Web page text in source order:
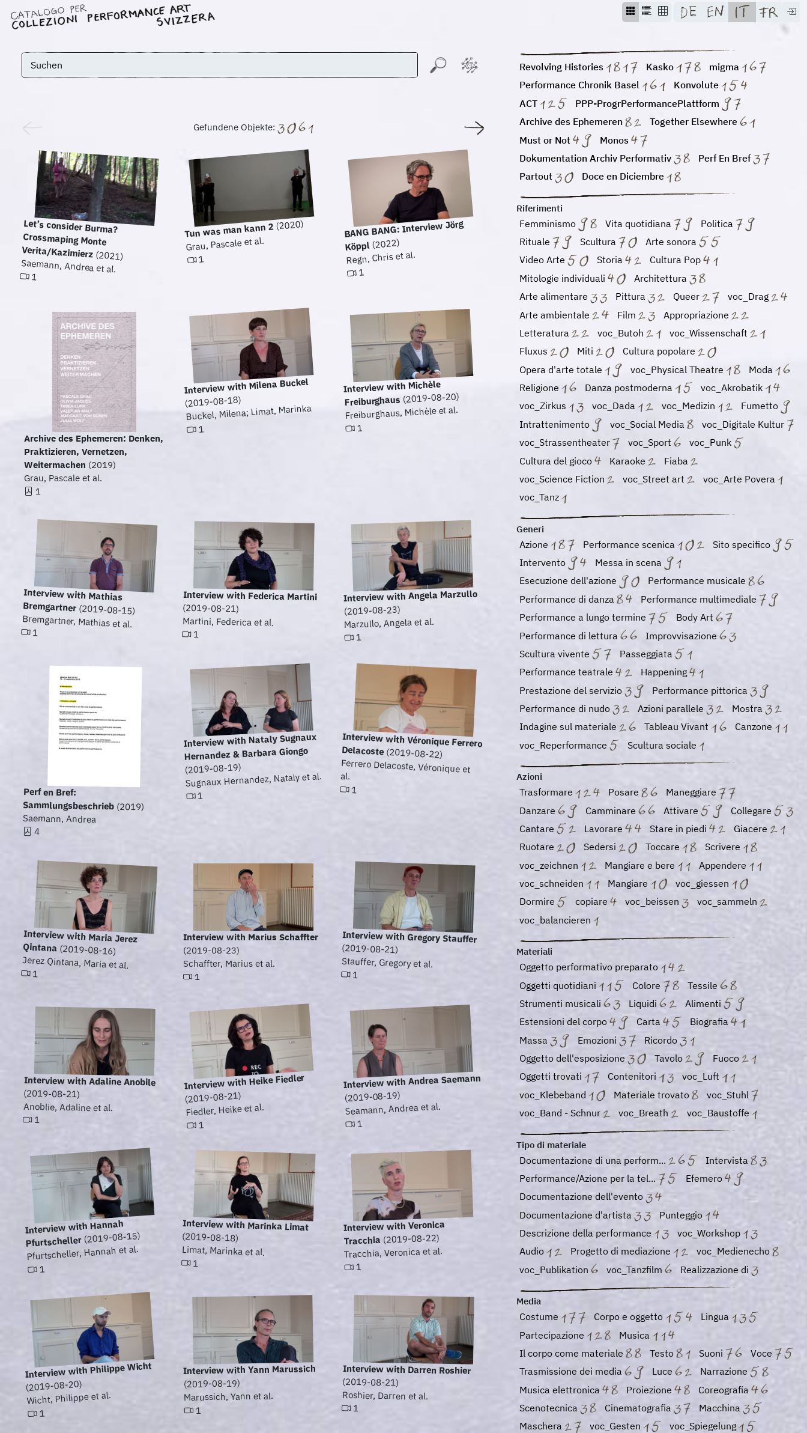
Gefundene Objekte:
Let’s consider Burma?
Crossmaping Monte
Verita/Kazimierz(2021)
Saemann, Andrea et al.
1
Tun was man kann 2(2020)
Grau, Pascale et al.
1
BANG BANG: Interview Jörg
Köppl(2022)
Regn, Chris et al.
1
Archive des Ephemeren: Denken,
Praktizieren, Vernetzen,
Weitermachen (2019)
Grau, Pascale et al.
1
Interview with Milena Buckel
(2019-08-18)
Buckel, Milena; Limat, Marinka
1
Interview with Michèle
Freiburghaus (2019-08-20)
Freiburghaus, Michèle et al.
1
Interview with Mathias
Bremgartner(2019-08-15)
Bremgartner, Mathias et al.
1
Interview with Federica Martini
(2019-08-21)
Martini, Federica et al.
1
Interview with Angela Marzullo
(2019-08-23)
Marzullo, Angela et al.
1
Perf en Bref:
Sammlungsbeschrieb (2019)
Saemann, Andrea
4
Interview with Nataly Sugnaux
Hernandez & Barbara Giongo
(2019-08-19)
Sugnaux Hernandez, Nataly et al.
1
Interview with Véronique Ferrero
Delacoste(2019-08-22)
Ferrero Delacoste, Véronique et
al.
1
Interview with Maria Jerez
Qintana(2019-08-16)
Jerez Qintana, Maria et al.
1
Interview with Marius Schaffter
(2019-08-23)
Schaffter, Marius et al.
1
Interview with Gregory Stauffer
(2019-08-21)
Stauffer, Gregory et al.
1
Interview with Adaline Anobile
(2019-08-21)
Anoblie, Adaline et al.
1
Interview with Heike Fiedler
(2019-08-21)
Fiedler, Heike et al.
1
Interview with Andrea Saemann
(2019-08-19)
Seamann, Andrea et al.
1
Interview with Hannah
Pfurtscheller(2019-08-15)
Pfurtscheller, Hannah et al.
1
Interview with Marinka Limat
(2019-08-18)
Limat, Marinka et al.
1
Interview with Veronica
Tracchia(2019-08-22)
Tracchia, Veronica et al.
1
Interview with Philippe Wicht
(2019-08-20)
Wicht, Philippe et al.
1
Interview with Yann Marussich
(2019-08-19)
Marussich, Yann et al.
1
Interview with Darren Roshier
(2019-08-21)
Roshier, Darren et al.
1
Revolving Histories Kasko
migma
Performance Chronik Basel
Konvolute
ACT
PPP-ProgrPerformancePlattform
Archive des Ephemeren
Together Elsewhere
Must or Not
Monos
Dokumentation Archiv Performativ
Perf En Bref
Partout
Doce en Diciembre
Riferimenti
Femminismo Vita quotidiana
Politica
Rituale
Scultura
Arte sonora
Video Arte
Storia
Cultura Pop
Mitologie individuali
Architettura
Arte alimentare
Pittura Queer
voc_Drag
Arte ambientale
Film
Appropriazione
Letteratura
voc_Butoh
voc_Wissenschaft
Fluxus
Miti
Cultura popolare
Opera d'arte totale
voc_Physical Theatre
Moda
Religione
Danza postmoderna
voc_Akrobatik
voc_Zirkus
voc_Dada voc_Medizin
Fumetto
Intrattenimento
voc_Social Media
voc_Digitale Kultur
voc_Strassentheater
voc_Sport
voc_Punk
Cultura del gioco
Karaoke
Fiaba
voc_Science Fiction
voc_Street art
voc_Arte Povera
voc_Tanz
Generi
Azione Performance scenica
Sito specifico
Intervento
Messa in scena
Esecuzione dell'azione
Performance musicale
Performance di danza
Performance multimediale
Performance a lungo termine
Body Art
Performance di lettura
Improvvisazione
Scultura vivente
Passeggiata
Performance teatrale
Happening
Prestazione del servizio
Performance pittorica
Performance di nudo
Azioni parallele
Mostra
Indagine sul materiale
Tableau Vivant
Canzone
voc_Reperformance
Scultura sociale
Azioni
Trasformare Posare
Maneggiare
Danzare
Camminare Attivare
Collegare
Cantare
Lavorare Stare in piedi
Giacere
Ruotare
Sedersi Toccare
Scrivere
voc_zeichnen
Mangiare e bere
Appendere
voc_schneiden
Mangiare
voc_giessen
Dormire
copiare voc_beissen
voc_sammeln
voc_balancieren
Materiali
Oggetto performativo preparato
Oggetti quotidiani
Colore
Tessile
Strumenti musicali
Liquidi
Alimenti
Estensioni del corpo
Carta
Biografia
Massa
Emozioni
Ricordo
Oggetto dell'esposizione
Tavolo
Fuoco
Oggetti trovati
Contenitori
voc_Luft
voc_Klebeband
Materiale trovato
voc_Stuhl
voc_Band - Schnur
voc_Breath voc_Baustoffe
Tipo di materiale
Documentazione di una perform...
Intervista
Performance/Azione per la tel...
Efemero
Documentazione dell'evento
Documentazione d'artista
Punteggio
Descrizione della performance
voc_Workshop
Audio
Progetto di mediazione
voc_Medienecho
voc_Publikation
voc_Tanzfilm Realizzazione di
Media
Costume Corpo e oggetto
Lingua
Partecipazione
Musica
Il corpo come materiale
Testo Suoni
Voce
Trasmissione dei media
Luce
Narrazione
Musica elettronica
Proiezione
Coreografia
Scenotecnica
Cinematografia
Macchina
Maschera
voc_Gesten
voc_Spiegelung